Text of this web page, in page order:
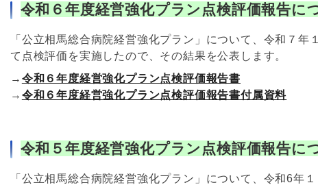
令和６年度経営強化プラン点検評価報告に
「公立相馬総合病院経営強化プラン」について、令和７
て点検評価を実施したので、その結果を公表します。
→ 令和６年度経営強化プラン点検評価報告書
→ 令和６年度経営強化プラン点検評価報告書付属資料
令和５年度経営強化プラン点検評価報告に
「公立相馬総合病院経営強化プラン」について、令和6年